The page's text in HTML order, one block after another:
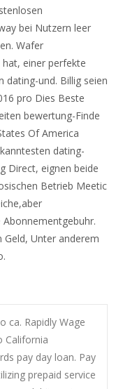
bei Nutzern leer
Wafer
einer perfekte
dating-und. Billig seien
pro Dies Beste
bewertung-Finde
Of America
dating-
Direct, eignen beide
Betrieb Meetic
Abonnementgebuhr.
Geld, Unter anderem
ca. Rapidly Wage
California
pay day loan. Pay
prepaid service